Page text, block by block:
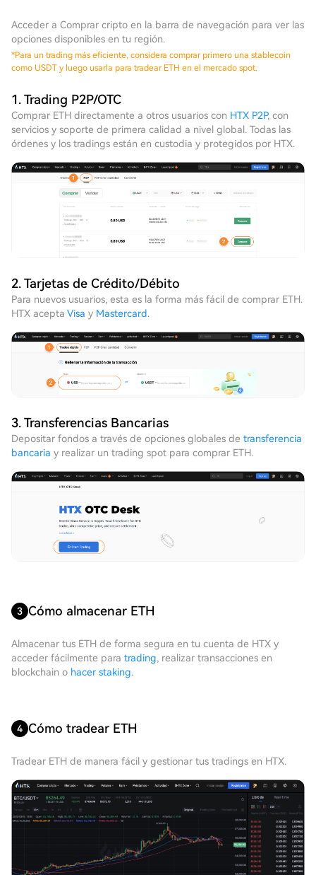
Acceder a Comprar cripto en la barra de navegación para ver las
opciones disponibles en tu región.
*Para un trading más eficiente, considera comprar primero una stablecoin
como USDT y luego usarla para tradear ETH en el mercado spot.
1. Trading P2P/OTC
Comprar ETH directamente a otros usuarios con HTX P2P, con
servicios y soporte de primera calidad a nivel global. Todas las
órdenes y los tradings están en custodia y protegidos por HTX.
2. Tarjetas de Crédito/Débito
Para nuevos usuarios, esta es la forma más fácil de comprar ETH.
HTX acepta Visa y Mastercard.
3. Transferencias Bancarias
Depositar fondos a través de opciones globales de transferencia
bancaria y realizar un trading spot para comprar ETH.
3 Cómo almacenar ETH
Almacenar tus ETH de forma segura en tu cuenta de HTX y
acceder fácilmente para trading, realizar transacciones en
blockchain o hacer staking.
4 Cómo tradear ETH
Tradear ETH de manera fácil y gestionar tus tradings en HTX.